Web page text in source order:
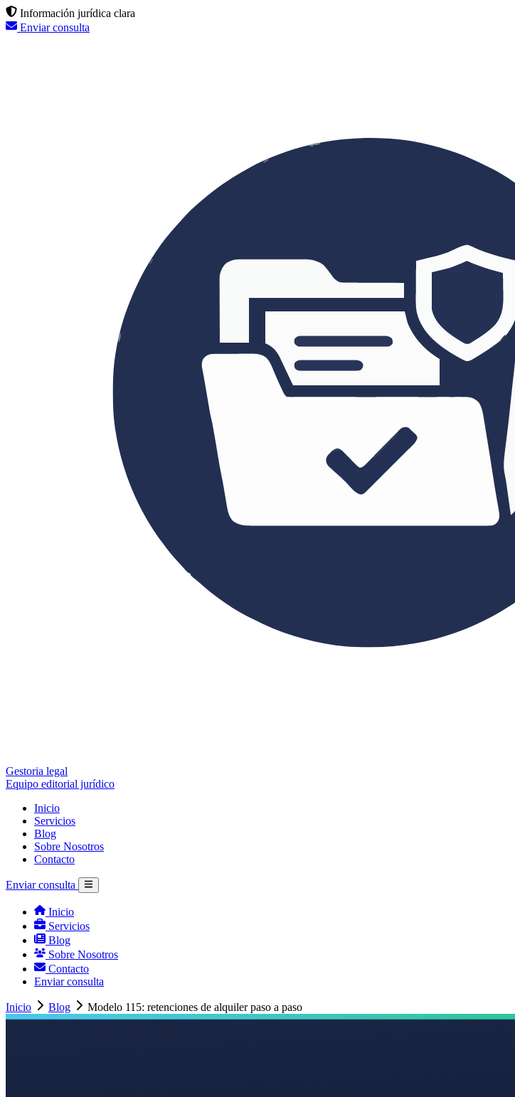
Información jurídica clara
Enviar consulta
Gestoria legal
Equipo editorial jurídico
Inicio
Servicios
Blog
Sobre Nosotros
Contacto
Enviar consulta
Inicio
Servicios
Blog
Sobre Nosotros
Contacto
Enviar consulta
Inicio Blog Modelo 115: retenciones de alquiler paso a paso